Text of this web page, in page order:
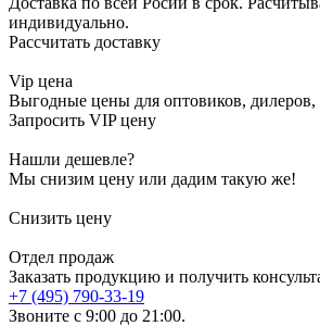
индивидуально.
Рассчитать доставку
Vip цена
Выгодные цены для оптовиков, дилеров,
Запросить VIP цену
Нашли дешевле?
Мы снизим цену или дадим такую же!
Снизить цену
Отдел продаж
Заказать продукцию и получить
+7 (495) 790-33-19
Звоните с 9:00 до 21:00.